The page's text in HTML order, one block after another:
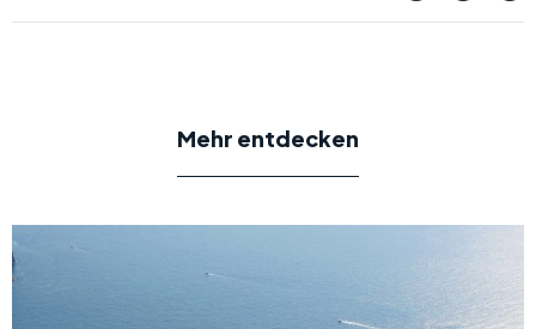
Mehr entdecken